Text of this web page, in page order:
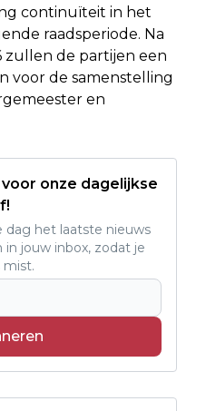
continuïteit in het
raadsperiode. Na
zullen de partijen een
voor de samenstelling
en
onze dagelijkse
dag het laatste nieuws
in jouw inbox, zodat je
mist.